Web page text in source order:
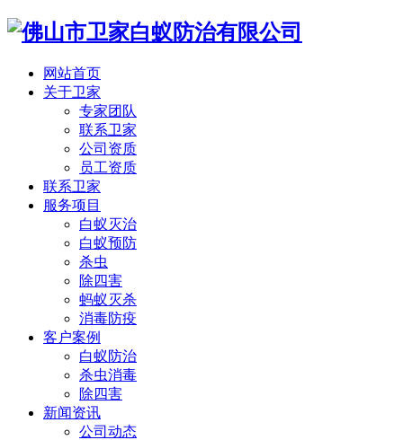
网站首页
关于卫家
专家团队
联系卫家
公司资质
员工资质
联系卫家
服务项目
白蚁灭治
白蚁预防
杀虫
除四害
蚂蚁灭杀
消毒防疫
客户案例
白蚁防治
杀虫消毒
除四害
新闻资讯
公司动态